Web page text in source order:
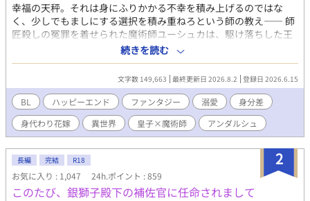
幸福の天秤。それは身にふりかかる不幸を積み上げるのではな
く、少しでもましにする選択を積み重ねろという師の教え―― 師
匠殺しの冤罪を着せられた魔術師ユーシュカは、駆け落ちした王
女の身代わりとして隣国へ送られる。国境で事故死した「ふり」
をするはずが、花婿である冷酷皇子アルフレイムに救われ、同時
に身代わりだと見抜かれてしまう。隷属の輪を嵌められてアルフ
レイムの夜の相手をすることになったユーシュカだったが、「つ
ねに幸福の天秤を心に置け」という師匠の教えに従って日々を過
ごし、少しずつ要塞の兵士たちに認められていく。そして「冷酷
皇子」アルフレイムと心を通わせるようになっていくが…… 身代
わりから始まる執着溺愛。人間不信の冷酷皇子×冤罪の魔術師、
ハッピーエンド 状況はシリアスですが主人公が変人なのでわりと
明るめ（？）に進行します。 本編は完結しました。時々番外編を
更新します。
続きを読む
文字数 149,663 最終更新日 2026.8.2 登録日 2026.6.15
BL ハッピーエンド ファンタジー 溺愛
身分差
身代わり花嫁
異世界 皇子×魔術師 アンダルシュ
2
長編 完結 R18
お気に入り : 1,047 24h.ポイント : 859
このたび、銀獅子殿下の補佐官に任命されまして